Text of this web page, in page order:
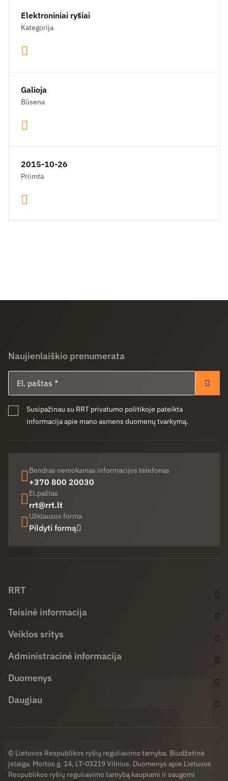
Elektroniniai ryšiai
Kategorija
Galioja
Būsena
2015-10-26
Priimta
Naujienlaiškio prenumerata
Susipažinau su RRT privatumo politikoje pateikta
informacija apie mano asmens duomenų tvarkymą.
Bendras nemokamas informacijos telefonas
+370 800 20030
El.paštas
rrt@rrt.lt
Užklausos forma
Pildyti formą
RRT
Teisinė informacija
Veiklos sritys
Administracinė informacija
Duomenys
Daugiau
© Lietuvos Respublikos ryšių reguliavimo tarnyba. Biudžetinė
įstaiga. Mortos g. 14, LT-03219 Vilnius. Duomenys apie Lietuvos
Respublikos ryšių reguliavimo tarnybą kaupiami ir saugomi